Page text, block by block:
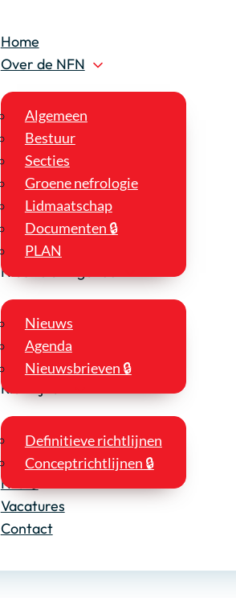
Home
Over de NFN
Algemeen
Bestuur
Secties
Groene nefrologie
Lidmaatschap
Documenten 🔒
PLAN
Nieuws en Agenda
Nieuws
Agenda
Nieuwsbrieven 🔒
Richtlijnen
Definitieve richtlijnen
Conceptrichtlijnen 🔒
NIO 🔒
Vacatures
Contact